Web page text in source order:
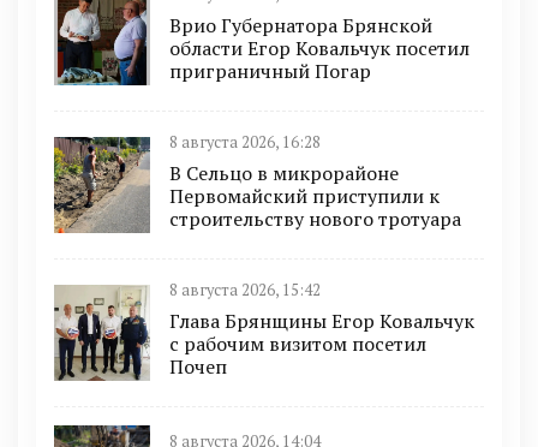
Врио Губернатора Брянской
области Егор Ковальчук посетил
приграничный Погар
8 августа 2026, 16:28
В Сельцо в микрорайоне
Первомайский приступили к
строительству нового тротуара
8 августа 2026, 15:42
Глава Брянщины Егор Ковальчук
с рабочим визитом посетил
Почеп
8 августа 2026, 14:04